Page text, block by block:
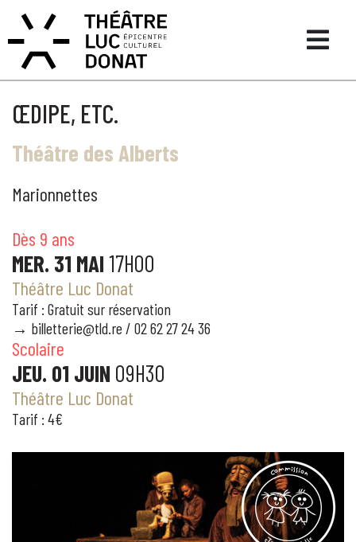
ŒDIPE, ETC.
Théâtre des Alberts
Marionnettes
Dès 9 ans
MER. 31 MAI 17H00
Théâtre Luc Donat
Tarif : Gratuit sur réservation
→ billetterie@tld.re/ 02 62 27 24 36
Scolaire
JEU. 01 JUIN 09H30
Théâtre Luc Donat
Tarif : 4€